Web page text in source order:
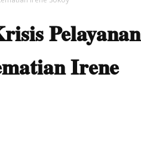
Pelayanan
Irene